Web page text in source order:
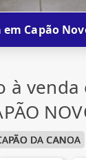
em Capão
à venda
DA CANOA